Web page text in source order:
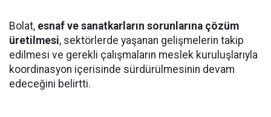
Bolat, esnaf ve sanatkarların sorunlarına çözüm
üretilmesi, sektörlerde yaşanan gelişmelerin takip
edilmesi ve gerekli çalışmaların meslek kuruluşlarıyla
koordinasyon içerisinde sürdürülmesinin devam
edeceğini belirtti.